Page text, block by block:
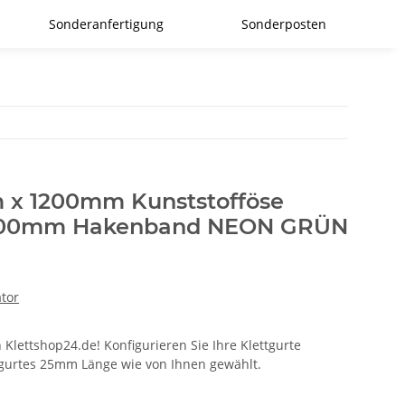
Sonderanfertigung Sonderposten
1200mm Kunststofföse
Hakenband NEON GRÜN
Konfigurieren Sie Ihre Klettgurte
25mm Länge wie von Ihnen gewählt.